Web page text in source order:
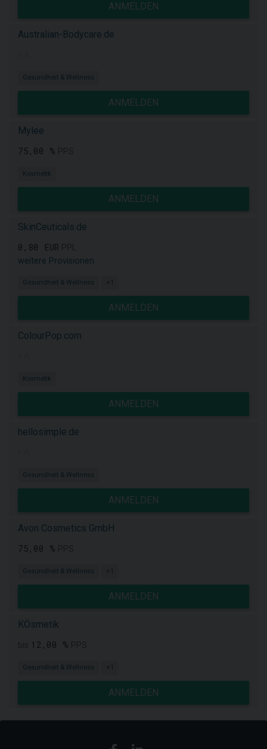
ANMELDEN
Australian-Bodycare.de
Gesundheit & Wellness
ANMELDEN
Mylee
75,00 %
Kosmetik
ANMELDEN
SkinCeuticals.de
0,80 EUR
weitere Provisionen
Gesundheit & Wellness +1
ANMELDEN
ColourPop.com
Kosmetik
ANMELDEN
hellosimple.de
Gesundheit & Wellness
ANMELDEN
Avon Cosmetics GmbH
75,00 %
Gesundheit & Wellness +1
ANMELDEN
KÖsmetik
12,00 %
Gesundheit & Wellness +1
ANMELDEN